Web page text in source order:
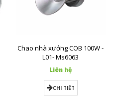
Chao nhà xưởng COB 100W -
L01- Ms6063
Liên hệ
CHI TIẾT